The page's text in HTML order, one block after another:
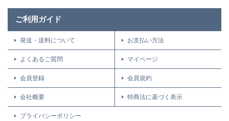
ご利用ガイド
発送・送料について お支払い方法
よくあるご質問 マイページ
会員登録 会員規約
会社概要 特商法に基づく表示
プライバシーポリシー